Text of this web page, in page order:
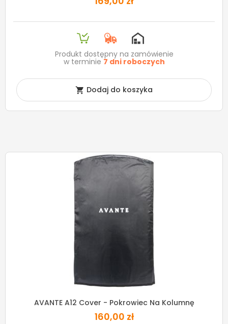
Produkt dostępny na zamówienie
w terminie 7 dni roboczych
 Dodaj do koszyka
AVANTE A12 Cover - Pokrowiec Na Kolumnę
160,00 zł